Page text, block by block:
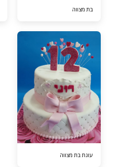
בת מצווה
עוגת בת מצווה